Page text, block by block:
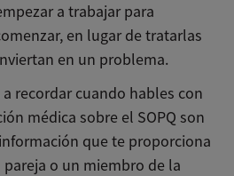
a trabajar para
en lugar de tratarlas
en un problema.
recordar cuando hables con
médica sobre el SOPQ son
que te proporciona
o un miembro de la